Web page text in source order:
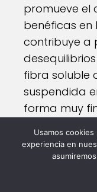
promueve el
benéficas en
contribuye a
fibra soluble
suspendida
forma muy
Refuerzo
La alta
Usamos
experiencia en